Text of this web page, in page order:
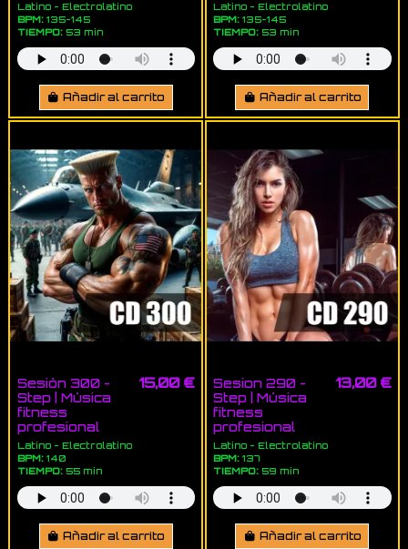
Latino - Electrolatino
BPM:135-145
TIEMPO:53 min
Añadir al carrito
Latino - Electrolatino
BPM: 135-145
TIEMPO: 53 min
Añadir al carrito
Sesión 300 -
Step | Música
fitness
profesional
Latino - Electrolatino
BPM:140
TIEMPO:55 min
15,00 €
Añadir al carrito
Sesion 290 -
Step | Música
fitness
profesional
Latino - Electrolatino
BPM: 137
TIEMPO: 59 min
13,00 €
Añadir al carrito